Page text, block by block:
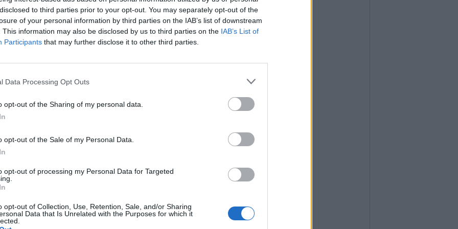
to third parties prior to your opt-out. You may separately opt-out of the
of your personal information by third parties on the IAB’s list of downstream
This information may also be disclosed by us to third parties on the IAB’s List of
Participants that may further disclose it to other third parties.
Data Processing Opt Outs
opt-out of the Sharing of my personal data.
opt-out of the Sale of my Personal Data.
opt-out of processing my Personal Data for Targeted
opt-out of Collection, Use, Retention, Sale, and/or Sharing
Data that Is Unrelated with the Purposes for which it
non va in ferie: ogni
per te
propone un appuntamento diverso ogni sera, tra
laboratori creativi, sfide musicali e burraco